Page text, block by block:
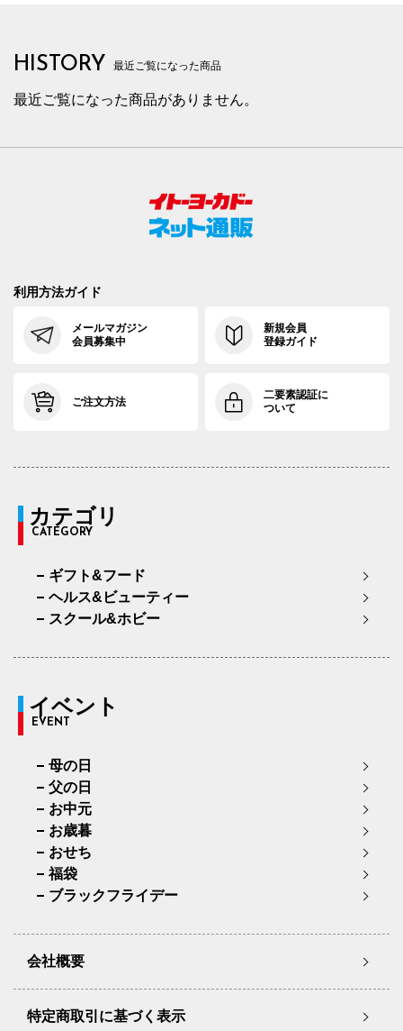
HISTORY 最近ご覧になった商品
最近ご覧になった商品がありません。
利用方法ガイド
メールマガジン
会員募集中
新規会員
登録ガイド
ご注文方法
二要素認証に
ついて
カテゴリ
CATEGORY
ギフト&フード
ヘルス&ビューティー
スクール&ホビー
イベント
EVENT
母の日
父の日
お中元
お歳暮
おせち
福袋
ブラックフライデー
会社概要
特定商取引に基づく表示